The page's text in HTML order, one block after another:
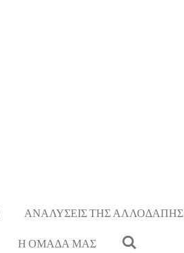
ΑΝΑΛΥΣΕΙΣ ΤΗΣ ΑΛΛΟΔΑΠΗΣ
Η ΟΜΑΔΑ ΜΑΣ